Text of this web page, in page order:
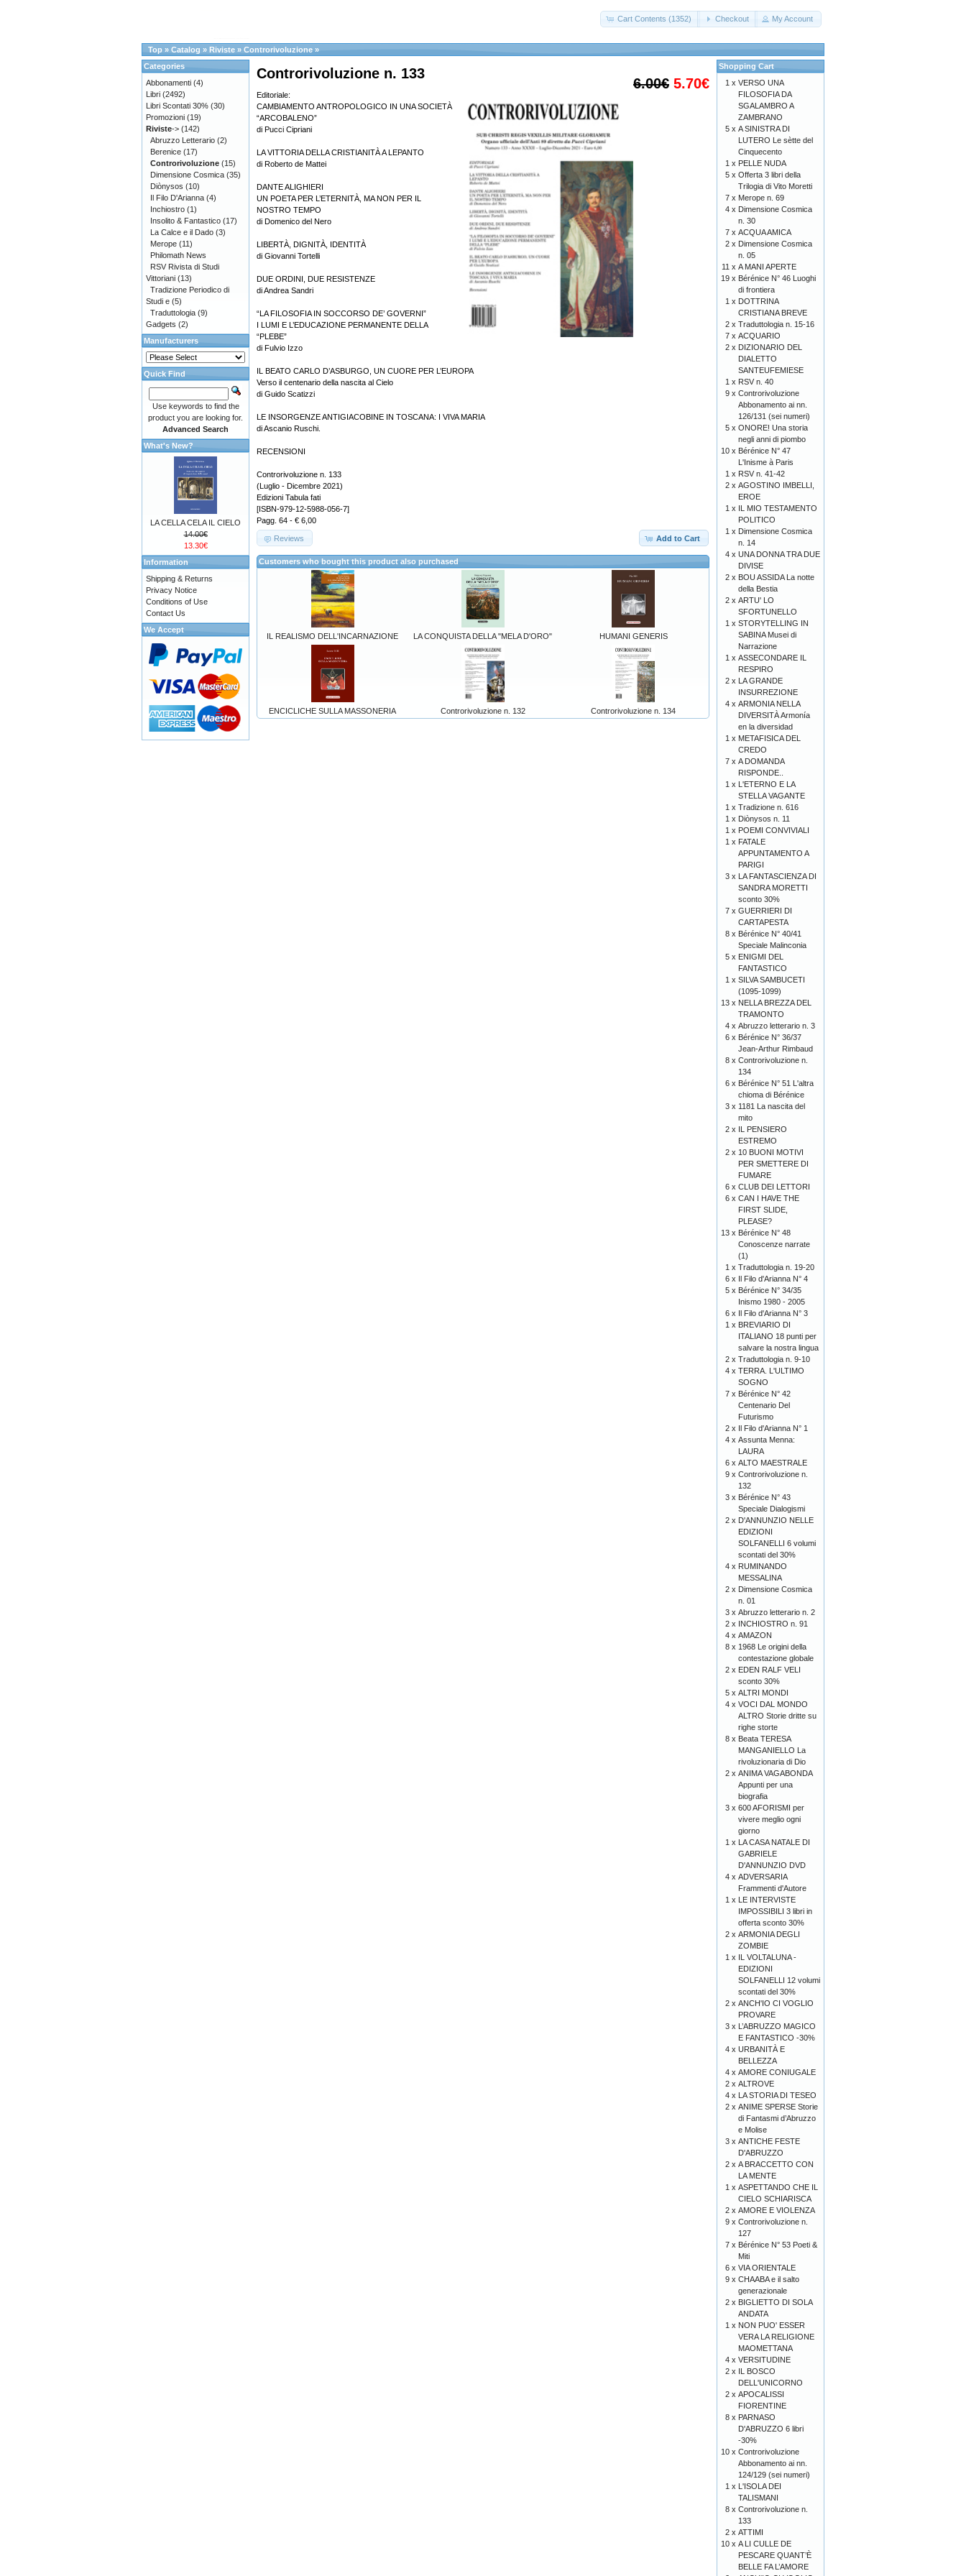
Cart Contents (1352) Checkout My Account
Top » Catalog » Riviste » Controrivoluzione »
6.00€ 5.70€
Controrivoluzione n. 133
Editoriale:
CAMBIAMENTO ANTROPOLOGICO IN UNA SOCIETÀ
“ARCOBALENO”
di Pucci Cipriani
LA VITTORIA DELLA CRISTIANITÀ A LEPANTO
di Roberto de Mattei
DANTE ALIGHIERI
UN POETA PER L’ETERNITÀ, MA NON PER IL
NOSTRO TEMPO
di Domenico del Nero
LIBERTÀ, DIGNITÀ, IDENTITÀ
di Giovanni Tortelli
DUE ORDINI, DUE RESISTENZE
di Andrea Sandri
“LA FILOSOFIA IN SOCCORSO DE’ GOVERNI”
I LUMI E L’EDUCAZIONE PERMANENTE DELLA
“PLEBE”
di Fulvio Izzo
IL BEATO CARLO D’ASBURGO, UN CUORE PER L’EUROPA
Verso il centenario della nascita al Cielo
di Guido Scatizzi
LE INSORGENZE ANTIGIACOBINE IN TOSCANA: I VIVA MARIA
di Ascanio Ruschi.
RECENSIONI
Controrivoluzione n. 133
(Luglio - Dicembre 2021)
Edizioni Tabula fati
[ISBN-979-12-5988-056-7]
Pagg. 64 - € 6,00
Add to Cart
Reviews
Customers who bought this product also purchased
IL REALISMO DELL'INCARNAZIONE LA CONQUISTA DELLA "MELA D'ORO" HUMANI GENERIS
ENCICLICHE SULLA MASSONERIA Controrivoluzione n. 132 Controrivoluzione n. 134
Categories
Abbonamenti (4)
Libri (2492)
Libri Scontati 30% (30)
Promozioni (19)
Riviste-> (142)
Abruzzo Letterario (2)
Berenice (17)
Controrivoluzione (15)
Dimensione Cosmica (35)
Diònysos (10)
Il Filo D'Arianna (4)
Inchiostro (1)
Insolito & Fantastico (17)
La Calce e il Dado (3)
Merope (11)
Philomath News
RSV Rivista di Studi
Vittoriani (13)
Tradizione Periodico di
Studi e (5)
Traduttologia (9)
Gadgets (2)
Manufacturers
Quick Find
Use keywords to find the
product you are looking for.
Advanced Search
What's New?
LA CELLA CELA IL CIELO
14.00€
13.30€
Information
Shipping & Returns
Privacy Notice
Conditions of Use
Contact Us
We Accept
Shopping Cart
1 x VERSO UNA
FILOSOFIA DA
SGALAMBRO A
ZAMBRANO
5 x A SINISTRA DI
LUTERO Le sètte del
Cinquecento
1 x PELLE NUDA
5 x Offerta 3 libri della
Trilogia di Vito Moretti
7 x Merope n. 69
4 x Dimensione Cosmica
n. 30
7 x ACQUA AMICA
2 x Dimensione Cosmica
n. 05
11 x A MANI APERTE
19 x Bérénice N° 46 Luoghi
di frontiera
1 x DOTTRINA
CRISTIANA BREVE
2 x Traduttologia n. 15-16
7 x ACQUARIO
2 x DIZIONARIO DEL
DIALETTO
SANTEUFEMIESE
1 x RSV n. 40
9 x Controrivoluzione
Abbonamento ai nn.
126/131 (sei numeri)
5 x ONORE! Una storia
negli anni di piombo
10 x Bérénice N° 47
L'Inisme à Paris
1 x RSV n. 41-42
2 x AGOSTINO IMBELLI,
EROE
1 x IL MIO TESTAMENTO
POLITICO
1 x Dimensione Cosmica
n. 14
4 x UNA DONNA TRA DUE
DIVISE
2 x BOU ASSIDA La notte
della Bestia
2 x ARTU' LO
SFORTUNELLO
1 x STORYTELLING IN
SABINA Musei di
Narrazione
1 x ASSECONDARE IL
RESPIRO
2 x LA GRANDE
INSURREZIONE
4 x ARMONIA NELLA
DIVERSITÀ Armonía
en la diversidad
1 x METAFISICA DEL
CREDO
7 x A DOMANDA
RISPONDE..
1 x L'ETERNO E LA
STELLA VAGANTE
1 x Tradizione n. 616
1 x Diònysos n. 11
1 x POEMI CONVIVIALI
1 x FATALE
APPUNTAMENTO A
PARIGI
3 x LA FANTASCIENZA DI
SANDRA MORETTI
sconto 30%
7 x GUERRIERI DI
CARTAPESTA
8 x Bérénice N° 40/41
Speciale Malinconia
5 x ENIGMI DEL
FANTASTICO
1 x SILVA SAMBUCETI
(1095-1099)
13 x NELLA BREZZA DEL
TRAMONTO
4 x Abruzzo letterario n. 3
6 x Bérénice N° 36/37
Jean-Arthur Rimbaud
8 x Controrivoluzione n.
134
6 x Bérénice N° 51 L'altra
chioma di Bérénice
3 x 1181 La nascita del
mito
2 x IL PENSIERO
ESTREMO
2 x 10 BUONI MOTIVI
PER SMETTERE DI
FUMARE
6 x CLUB DEI LETTORI
6 x CAN I HAVE THE
FIRST SLIDE,
PLEASE?
13 x Bérénice N° 48
Conoscenze narrate
(1)
1 x Traduttologia n. 19-20
6 x Il Filo d'Arianna N° 4
5 x Bérénice N° 34/35
Inismo 1980 - 2005
6 x Il Filo d'Arianna N° 3
1 x BREVIARIO DI
ITALIANO 18 punti per
salvare la nostra lingua
2 x Traduttologia n. 9-10
4 x TERRA. L'ULTIMO
SOGNO
7 x Bérénice N° 42
Centenario Del
Futurismo
2 x Il Filo d'Arianna N° 1
4 x Assunta Menna:
LAURA
6 x ALTO MAESTRALE
9 x Controrivoluzione n.
132
3 x Bérénice N° 43
Speciale Dialogismi
2 x D'ANNUNZIO NELLE
EDIZIONI
SOLFANELLI 6 volumi
scontati del 30%
4 x RUMINANDO
MESSALINA
2 x Dimensione Cosmica
n. 01
3 x Abruzzo letterario n. 2
2 x INCHIOSTRO n. 91
4 x AMAZON
8 x 1968 Le origini della
contestazione globale
2 x EDEN RALF VELI
sconto 30%
5 x ALTRI MONDI
4 x VOCI DAL MONDO
ALTRO Storie dritte su
righe storte
8 x Beata TERESA
MANGANIELLO La
rivoluzionaria di Dio
2 x ANIMA VAGABONDA
Appunti per una
biografia
3 x 600 AFORISMI per
vivere meglio ogni
giorno
1 x LA CASA NATALE DI
GABRIELE
D'ANNUNZIO DVD
4 x ADVERSARIA
Frammenti d'Autore
1 x LE INTERVISTE
IMPOSSIBILI 3 libri in
offerta sconto 30%
2 x ARMONIA DEGLI
ZOMBIE
1 x IL VOLTALUNA -
EDIZIONI
SOLFANELLI 12 volumi
scontati del 30%
2 x ANCH'IO CI VOGLIO
PROVARE
3 x L’ABRUZZO MAGICO
E FANTASTICO -30%
4 x URBANITÀ E
BELLEZZA
4 x AMORE CONIUGALE
2 x ALTROVE
4 x LA STORIA DI TESEO
2 x ANIME SPERSE Storie
di Fantasmi d’Abruzzo
e Molise
3 x ANTICHE FESTE
D'ABRUZZO
2 x A BRACCETTO CON
LA MENTE
1 x ASPETTANDO CHE IL
CIELO SCHIARISCA
2 x AMORE E VIOLENZA
9 x Controrivoluzione n.
127
7 x Bérénice N° 53 Poeti &
Miti
6 x VIA ORIENTALE
9 x CHAABA e il salto
generazionale
2 x BIGLIETTO DI SOLA
ANDATA
1 x NON PUO' ESSER
VERA LA RELIGIONE
MAOMETTANA
4 x VERSITUDINE
2 x IL BOSCO
DELL'UNICORNO
2 x APOCALISSI
FIORENTINE
8 x PARNASO
D'ABRUZZO 6 libri
-30%
10 x Controrivoluzione
Abbonamento ai nn.
124/129 (sei numeri)
1 x L'ISOLA DEI
TALISMANI
8 x Controrivoluzione n.
133
2 x ATTIMI
10 x A LI CULLE DE
PESCARE QUANT’È
BELLE FA L’AMORE